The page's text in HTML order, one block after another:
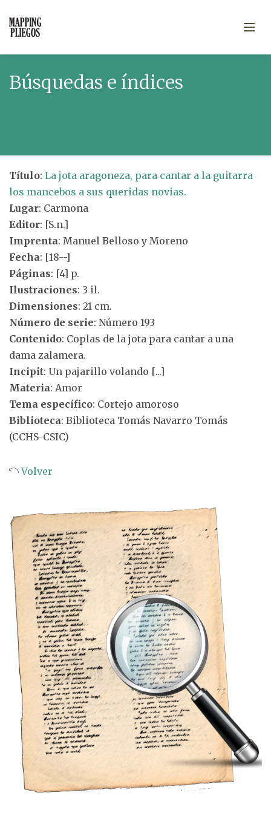
Búsquedas e índices
Título: La jota aragoneza, para cantar a la guitarra
los mancebos a sus queridas novias.
Lugar: Carmona
Editor: [S.n.]
Imprenta: Manuel Belloso y Moreno
Fecha: [18--]
Páginas: [4] p.
Ilustraciones: 3 il.
Dimensiones: 21 cm.
Número de serie: Número 193
Contenido: Coplas de la jota para cantar a una
dama zalamera.
Incipit: Un pajarillo volando [...]
Materia: Amor
Tema específico: Cortejo amoroso
Biblioteca: Biblioteca Tomás Navarro Tomás
(CCHS-CSIC)
Volver